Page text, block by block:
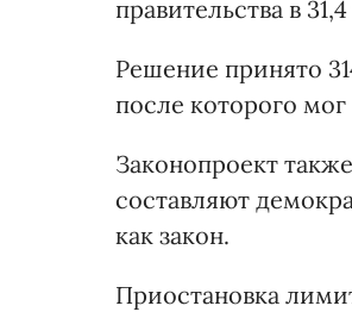
правительства в
Решение принято
после которого
Законопроект
составляют
как закон.
Приостановка